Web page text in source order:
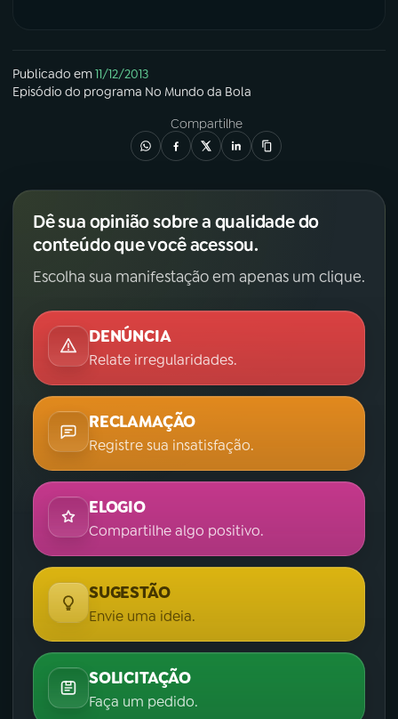
Publicado em11/12/2013
Episódio do programa No Mundo da Bola
Compartilhe
Dê sua opinião sobre a qualidade do
conteúdo que você acessou.
Escolha sua manifestação em apenas um clique.
DENÚNCIA
Relate irregularidades.
RECLAMAÇÃO
Registre sua insatisfação.
ELOGIO
Compartilhe algo positivo.
SUGESTÃO
Envie uma ideia.
SOLICITAÇÃO
Faça um pedido.